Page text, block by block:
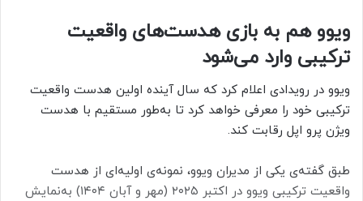
ویوو هم به بازی هدست‌های واقعیت
ترکیبی وارد می‌شود
ویوو در رویدادی اعلام کرد که سال آینده اولین هدست واقعیت
ترکیبی خود را معرفی خواهد کرد تا به‌طور مستقیم با هدست
ویژن پرو اپل رقابت کند.
طبق گفته‌ی یکی از مدیران ویوو، نمونه‌ی اولیه‌ای از هدست
واقعیت ترکیبی ویوو در اکتبر ۲۰۲۵ (مهر و آبان ۱۴۰۴) به‌نمایش